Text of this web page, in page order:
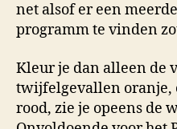
net alsof er een
programm te vinden
Kleur je dan alleen de
twijfelgevallen oranje,
rood, zie je opeens de